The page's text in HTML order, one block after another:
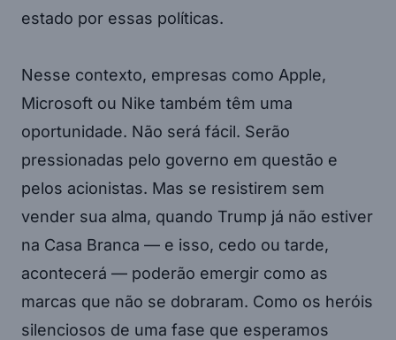
estado por essas políticas.
Nesse contexto, empresas como Apple,
Microsoft ou Nike também têm uma
oportunidade. Não será fácil. Serão
pressionadas pelo governo em questão e
pelos acionistas. Mas se resistirem sem
vender sua alma, quando Trump já não estiver
na Casa Branca — e isso, cedo ou tarde,
acontecerá — poderão emergir como as
marcas que não se dobraram. Como os heróis
silenciosos de uma fase que esperamos